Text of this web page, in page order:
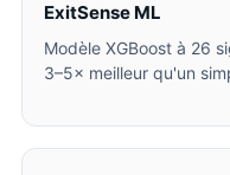
ExitSense ML
Modèle XGBoost à 26
3–5× meilleur qu'un